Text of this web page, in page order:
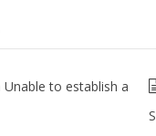
to establish a